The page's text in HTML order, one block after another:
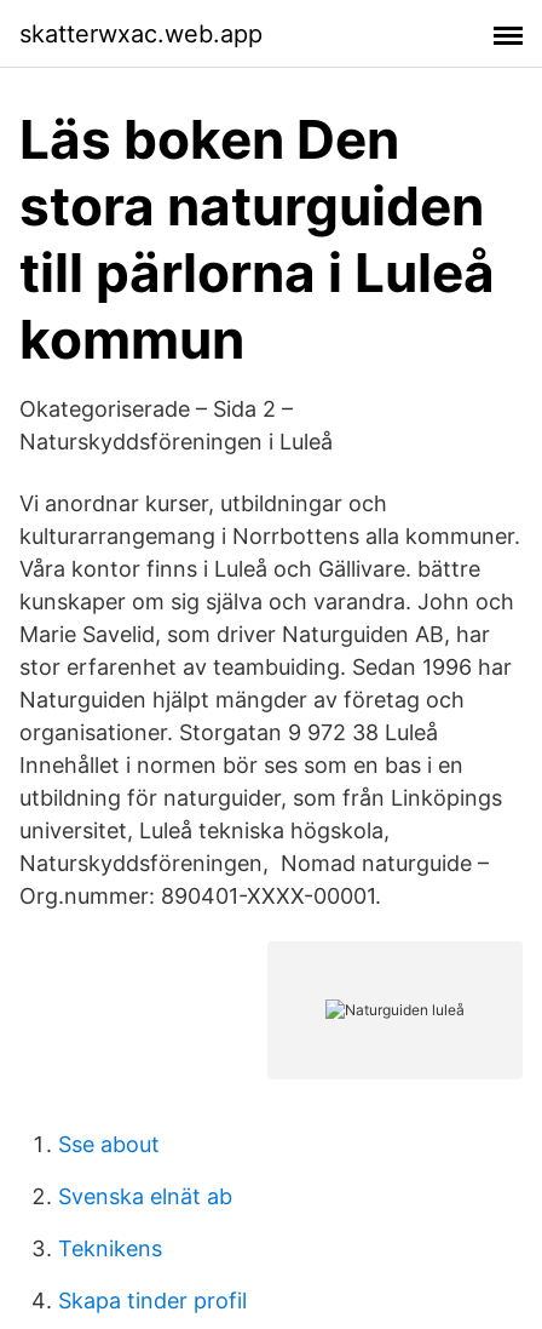
skatterwxac.web.app
Läs boken Den
stora naturguiden
till pärlorna i Luleå
kommun
Okategoriserade – Sida 2 –
Naturskyddsföreningen i Luleå
Vi anordnar kurser, utbildningar och
kulturarrangemang i Norrbottens alla kommuner.
Våra kontor finns i Luleå och Gällivare. bättre
kunskaper om sig själva och varandra. John och
Marie Savelid, som driver Naturguiden AB, har
stor erfarenhet av teambuiding. Sedan 1996 har
Naturguiden hjälpt mängder av företag och
organisationer. Storgatan 9 972 38 Luleå
Innehållet i normen bör ses som en bas i en
utbildning för naturguider, som från Linköpings
universitet, Luleå tekniska högskola,
Naturskyddsföreningen, Nomad naturguide –
Org.nummer: 890401-XXXX-00001.
Sse about
Svenska elnät ab
Teknikens
Skapa tinder profil